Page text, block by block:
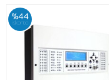
%44
iskonto